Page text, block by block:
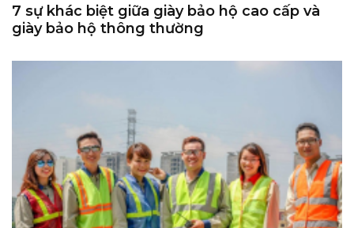
7 sự khác biệt giữa giày bảo hộ cao cấp và
giày bảo hộ thông thường